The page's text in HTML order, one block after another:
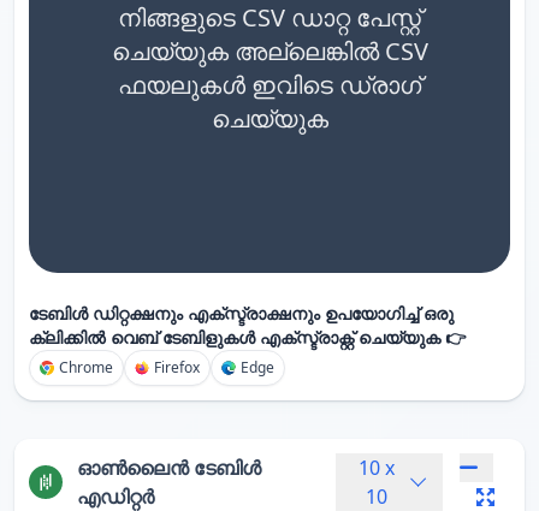
നിങ്ങളുടെ CSV ഡാറ്റ പേസ്റ്റ്
ചെയ്യുക അല്ലെങ്കിൽ CSV
ഫയലുകൾ ഇവിടെ ഡ്രാഗ്
ചെയ്യുക
ടേബിൾ ഡിറ്റക്ഷനും എക്സ്ട്രാക്ഷനും ഉപയോഗിച്ച് ഒരു
ക്ലിക്കിൽ വെബ് ടേബിളുകൾ എക്സ്ട്രാക്റ്റ് ചെയ്യുക 👉
Chrome Firefox Edge
ഓൺലൈൻ ടേബിൾ
എഡിറ്റർ
10 x
10